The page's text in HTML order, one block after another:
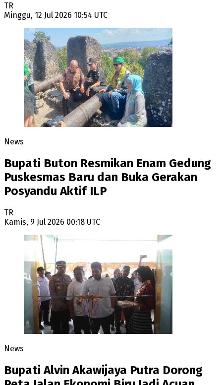
TR
Minggu, 12 Jul 2026 10:54 UTC
News
Bupati Buton Resmikan Enam Gedung
Puskesmas Baru dan Buka Gerakan
Posyandu Aktif ILP
TR
Kamis, 9 Jul 2026 00:18 UTC
News
Bupati Alvin Akawijaya Putra Dorong